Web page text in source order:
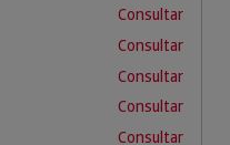
Consultar
Consultar
Consultar
Consultar
Consultar